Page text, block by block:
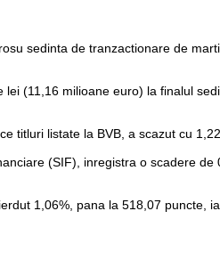
sedinta de tranzactionare de
(11,16 milioane euro) la finalul
titluri listate la BVB, a scazut cu
(SIF), inregistra o scadere
1,06%, pana la 518,07